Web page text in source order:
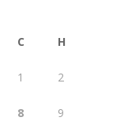
С Н
1 2
8 9